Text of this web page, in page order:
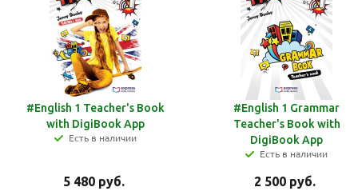
#English 1 Teacher's Book
with DigiBook App
Есть в наличии
5 480 руб.
#English 1 Grammar
Teacher's Book with
DigiBook App
Есть в наличии
2 500 руб.